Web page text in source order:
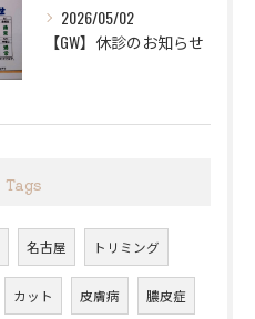
2026/05/02
【GW】休診のお知らせ
Tags
名古屋 トリミング
カット 皮膚病 膿皮症